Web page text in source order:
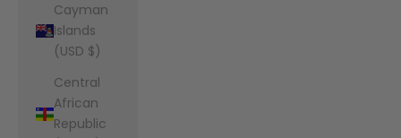
Cayman
Islands
(USD $)
Central
African
Republic